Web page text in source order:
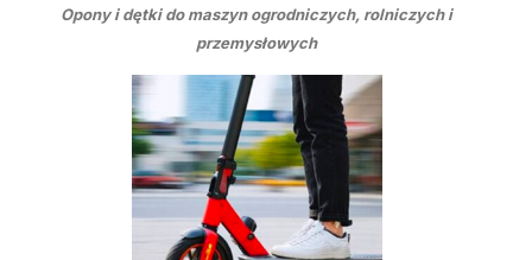
Opony i dętki do maszyn ogrodniczych, rolniczych i
przemysłowych